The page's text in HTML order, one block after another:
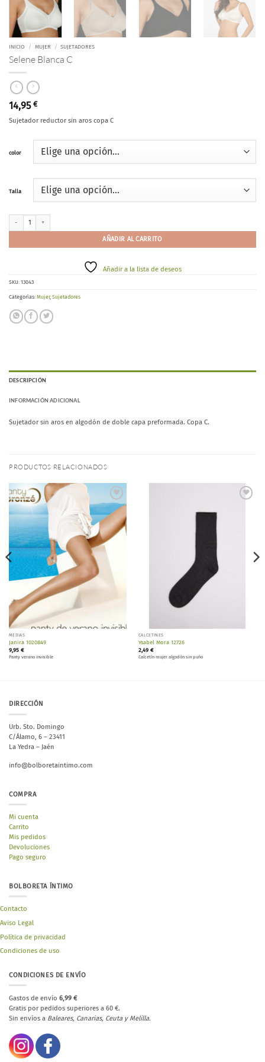
INICIO / MUJER / SUJETADORES
Selene Blanca C
14,95 €
Sujetador reductor sin aros copa C
color
Talla
Selene Blanca C cantidad
AÑADIR AL CARRITO
Añadir a la lista de deseos
SKU: 13043
Categorías: Mujer, Sujetadores
DESCRIPCIÓN
INFORMACIÓN ADICIONAL
Sujetador sin aros en algodón de doble capa preformada. Copa C.
PRODUCTOS RELACIONADOS
Añadir
a la
lista de
deseos
MEDIAS
Janira 1020849
9,95 €
Panty verano invisible
CALCETINES
Ysabel Mora 12726
2,49 €
Calcetín mujer algodón sin puño
DIRECCIÓN
Urb. Sto. Domingo
C/Álamo, 6 – 23411
La Yedra – Jaén
info@bolboretaintimo.com
COMPRA
Mi cuenta
Carrito
Mis pedidos
Devoluciones
Pago seguro
BOLBORETA ÍNTIMO
Contacto
Aviso Legal
Política de privacidad
Condiciones de uso
CONDICIONES DE ENVÍO
Gastos de envío 6,99 €
Gratis por pedidos superiores a 60 €.
Sin envíos a Baleares, Canarias, Ceuta y Melilla.